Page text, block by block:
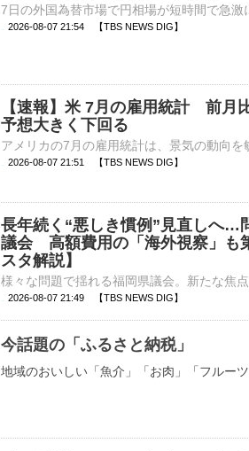
2026-08-07 21:54 【TBS NEWS DIG】
【速報】米 7月の雇用統計 前
予想大きく下回る
2026-08-07 21:51 【TBS NEWS DIG】
長年続く“悪しき慣例”見直しへ…
議会 高額費用の「海外視察」も
スタ解説】
2026-08-07 21:49 【TBS NEWS DIG】
今話題の「ふるさと納税」
地域のおいしい「魚介」「お肉」「フルー